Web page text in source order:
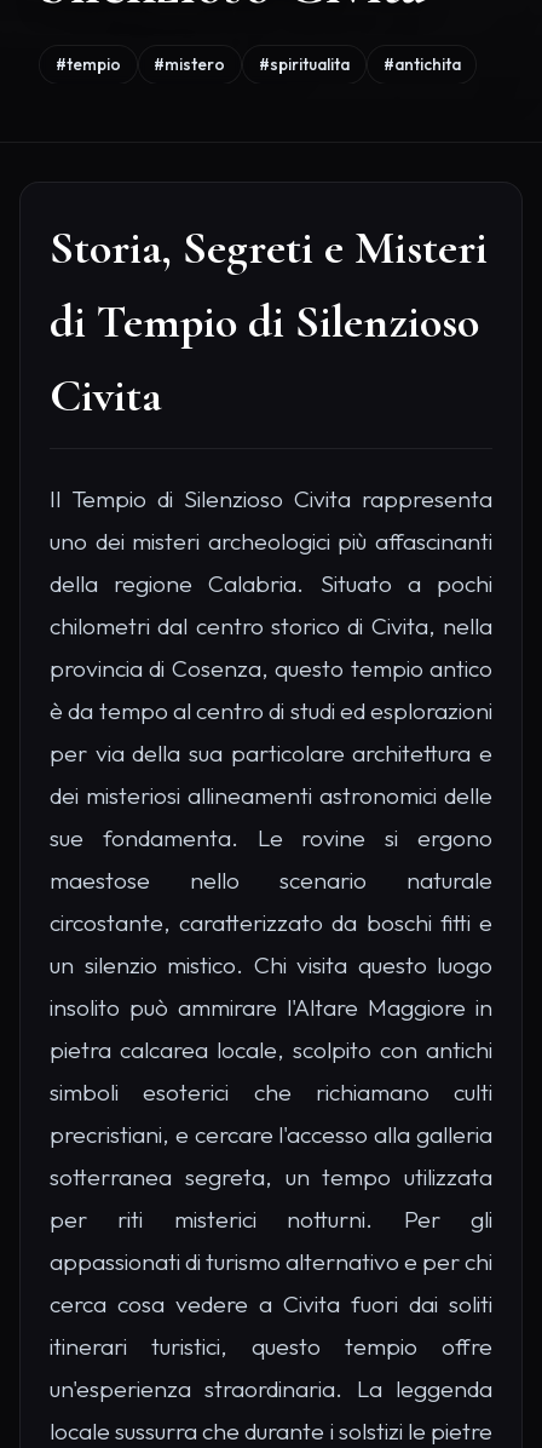
#tempio #mistero #spiritualita #antichita
Storia, Segreti e Misteri
di Tempio di Silenzioso
Civita
Il Tempio di Silenzioso Civita rappresenta
uno dei misteri archeologici più affascinanti
della regione Calabria. Situato a pochi
chilometri dal centro storico di Civita, nella
provincia di Cosenza, questo tempio antico
è da tempo al centro di studi ed esplorazioni
per via della sua particolare architettura e
dei misteriosi allineamenti astronomici delle
sue fondamenta. Le rovine si ergono
maestose nello scenario naturale
circostante, caratterizzato da boschi fitti e
un silenzio mistico. Chi visita questo luogo
insolito può ammirare l'Altare Maggiore in
pietra calcarea locale, scolpito con antichi
simboli esoterici che richiamano culti
precristiani, e cercare l'accesso alla galleria
sotterranea segreta, un tempo utilizzata
per riti misterici notturni. Per gli
appassionati di turismo alternativo e per chi
cerca cosa vedere a Civita fuori dai soliti
itinerari turistici, questo tempio offre
un'esperienza straordinaria. La leggenda
locale sussurra che durante i solstizi le pietre